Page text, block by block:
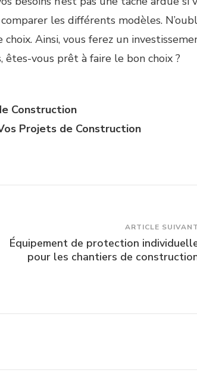
les différents modèles.
Ainsi, vous ferez un
vous prêt à faire le bon choix ?
Construction
Projets de Construction
ARTICLE SUIVANT
Équipement de protection
pour les chantiers de